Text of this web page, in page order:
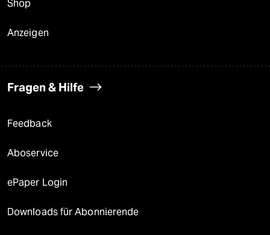
Shop
Anzeigen
Fragen & Hilfe
Feedback
Aboservice
ePaper Login
Downloads für Abonnierende